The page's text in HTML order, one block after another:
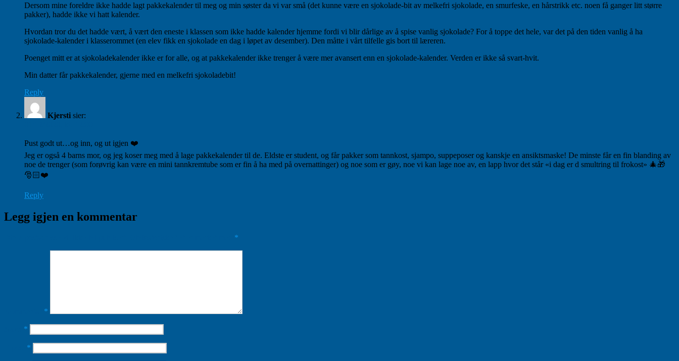
Dersom mine foreldre ikke hadde lagt pakkekalender til meg og min søster da vi var små (det kunne være en sjokolade-bit av melkefri sjokolade, en smurfeske, en hårstrikk etc. noen få ganger litt større
pakker), hadde ikke vi hatt kalender.
Hvordan tror du det hadde vært, å vært den eneste i klassen som ikke hadde kalender hjemme fordi vi blir dårlige av å spise vanlig sjokolade? For å toppe det hele, var det på den tiden vanlig å ha
sjokolade-kalender i klasserommet (en elev fikk en sjokolade en dag i løpet av desember). Den måtte i vårt tilfelle gis bort til læreren.
Poenget mitt er at sjokoladekalender ikke er for alle, og at pakkekalender ikke trenger å være mer avansert enn en sjokolade-kalender. Verden er ikke så svart-hvit.
Min datter får pakkekalender, gjerne med en melkefri sjokoladebit!
Reply
Kjersti sier:
Pust godt ut…og inn, og ut igjen ❤️
Jeg er også 4 barns mor, og jeg koser meg med å lage pakkekalender til de. Eldste er student, og får pakker som tannkost, sjampo, suppeposer og kanskje en ansiktsmaske! De minste får en fin blanding av
noe de trenger (som forøvrig kan være en mini tannkremtube som er fin å ha med på overnattinger) og noe som er gøy, noe vi kan lage noe av, en lapp hvor det står «i dag er d smultring til frokost» 🎄🎁
🎅🏻❤️
Reply
Legg igjen en kommentar
*
*
*
*